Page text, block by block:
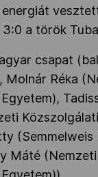
a török
csapat
Réka
(Semmelweis
Máté (Nemzeti